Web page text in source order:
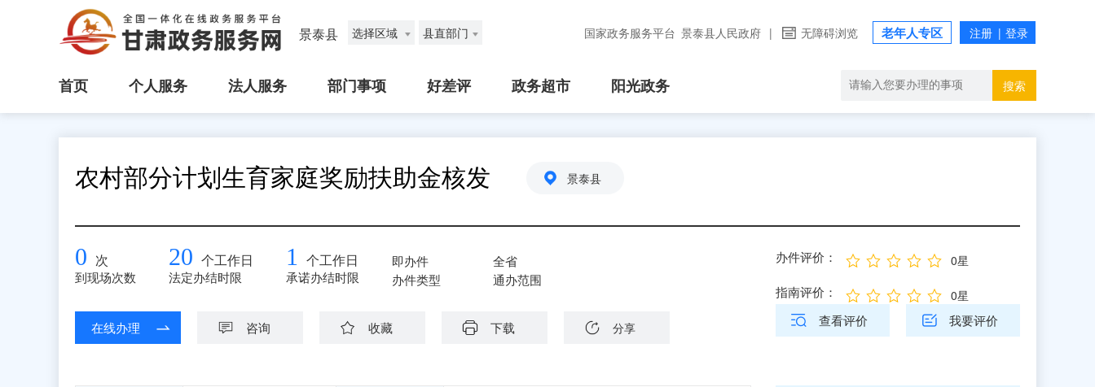
景泰县 选择区域 县直部门 国家政务服务平台 景泰县人民政府 | 无障碍浏览 老年人专区
首页 个人服务 法人服务 部门事项 好差评 政务超市 阳光政务 搜索
农村部分计划生育家庭奖励扶助金核发 景泰县
0 次
到现场次数
20 个工作日
法定办结时限
1 个工作日
承诺办结时限
即办件
办件类型
全省
通办范围
在线办理 咨询 收藏 下载 分享
办件评价： 0星
指南评价： 0星
查看评价 我要评价